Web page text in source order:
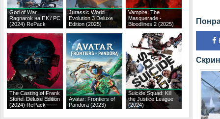
God of War
Ragnarok на ПК / PC
(2024) RePack
Jurassic World
Evolution 3 Deluxe
Edition (2025)
Vampire: The
Masquerade -
Bloodlines 2 (2025)
The Casting of Frank
Stone: Deluxe Edition
(2024) RePack
Avatar: Frontiers of
Pandora (2023)
Suicide Squad: Kill
the Justice League
(2024)